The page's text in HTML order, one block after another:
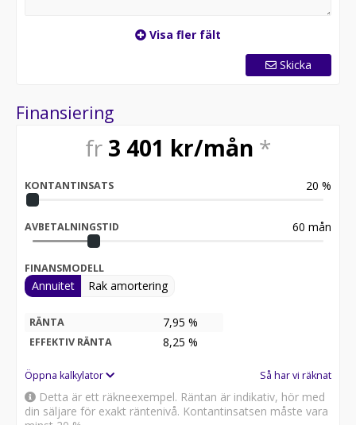
Visa fler fält
Skicka
Finansiering
fr 3 401 kr/mån *
KONTANTINSATS 20 %
AVBETALNINGSTID 60 mån
FINANSMODELL
Annuitet Rak amortering
RÄNTA 7,95 %
EFFEKTIV RÄNTA 8,25 %
Öppna kalkylator Så har vi räknat
Detta är ett räkneexempel. Räntan är indikativ, hör med
din säljare för exakt räntenivå. Kontantinsatsen måste vara